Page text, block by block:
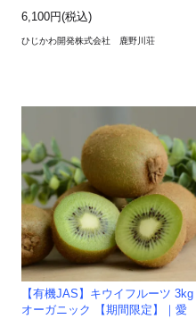
6,100円(税込)
ひじかわ開発株式会社 鹿野川荘
【有機JAS】キウイフルーツ 3kg
オーガニック 【期間限定】｜愛